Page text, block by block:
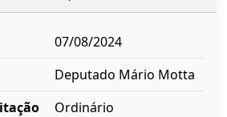
07/08/2024
Deputado Mário Motta
Ordinário